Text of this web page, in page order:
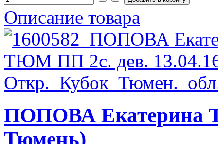
Описание товара
ПОПОВА Екатерина
Тюмень)